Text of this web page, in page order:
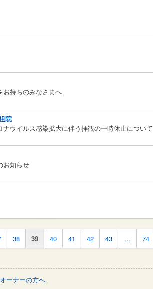
お持ちのみなさまへ
院
ナウイルス感染拡大に伴う拝観の一時休止について
お知らせ
38 39 40 41 42 43 … 74
ーナーの方へ